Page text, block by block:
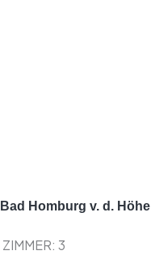
Bad Homburg v. d. Höhe
ZIMMER:3